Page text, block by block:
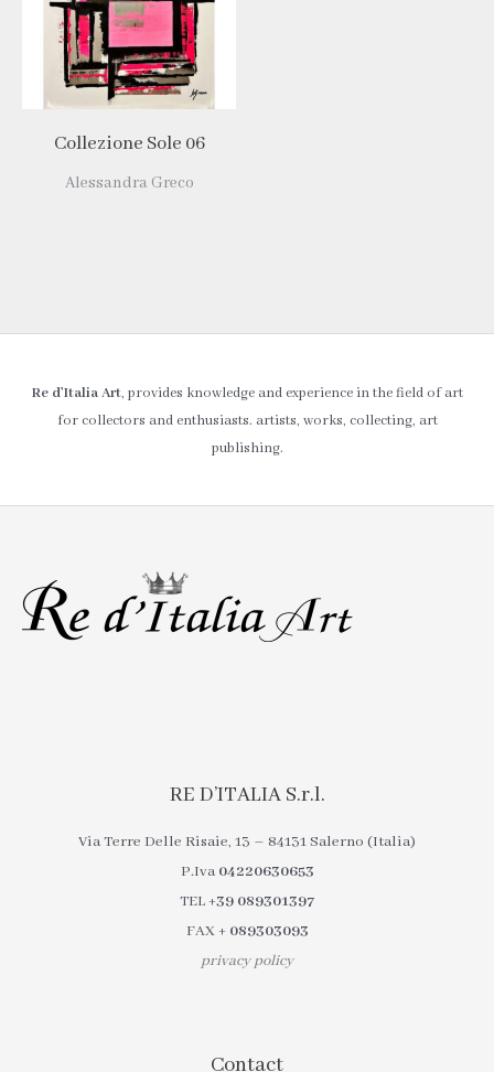
Collezione Sole 06
Alessandra Greco
Re d’Italia Art, provides knowledge and experience in the field of art
for collectors and enthusiasts. artists, works, collecting, art
publishing.
RE D’ITALIA S.r.l.
Via Terre Delle Risaie, 13 – 84131 Salerno (Italia)
P.Iva 04220630653
TEL+39 089301397
FAX+ 089303093
privacy policy
Contact